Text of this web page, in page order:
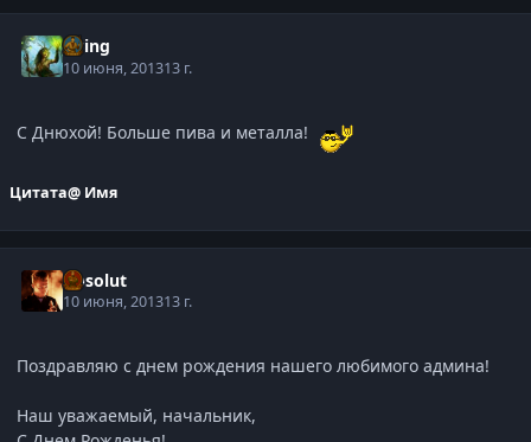
Elring
10 июня, 201313 г.
С Днюхой! Больше пива и металла!
Цитата@ Имя
Absolut
10 июня, 201313 г.
Поздравляю с днем рождения нашего любимого админа!
Наш уважаемый, начальник,